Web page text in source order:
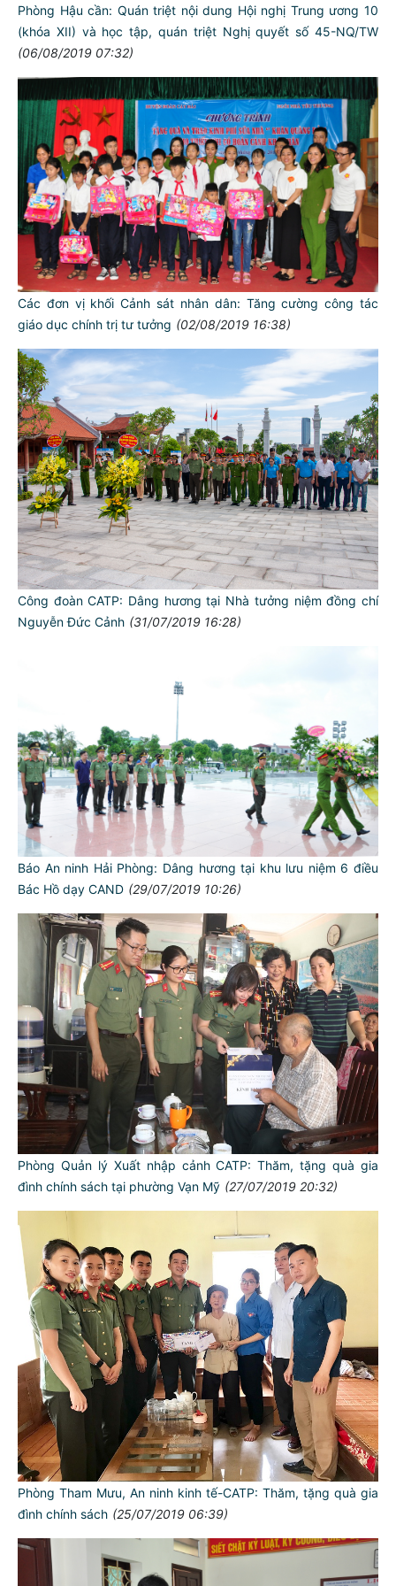
Phòng Hậu cần: Quán triệt nội dung Hội nghị Trung ương 10
(khóa XII) và học tập, quán triệt Nghị quyết số 45-NQ/TW
(06/08/2019 07:32)
Các đơn vị khối Cảnh sát nhân dân: Tăng cường công tác
giáo dục chính trị tư tưởng (02/08/2019 16:38)
Công đoàn CATP: Dâng hương tại Nhà tưởng niệm đồng chí
Nguyễn Đức Cảnh (31/07/2019 16:28)
Báo An ninh Hải Phòng: Dâng hương tại khu lưu niệm 6 điều
Bác Hồ dạy CAND (29/07/2019 10:26)
Phòng Quản lý Xuất nhập cảnh CATP: Thăm, tặng quà gia
đình chính sách tại phường Vạn Mỹ (27/07/2019 20:32)
Phòng Tham Mưu, An ninh kinh tế-CATP: Thăm, tặng quà gia
đình chính sách (25/07/2019 06:39)